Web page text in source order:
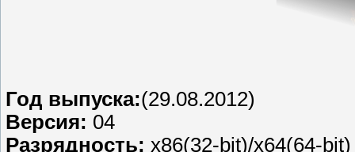
Год выпуска:(29.08.2012)
Версия: 04
Разрядность: x86(32-bit)/x64(64-bit)